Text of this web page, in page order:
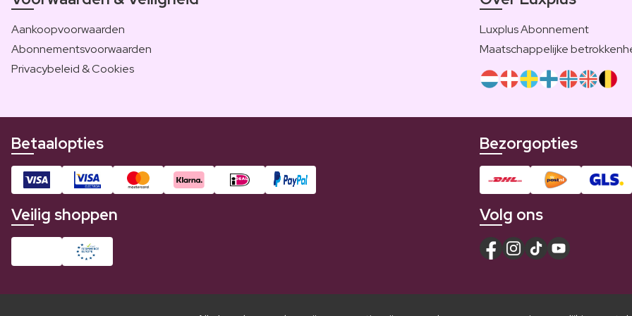
Aankoopvoorwaarden
Abonnementsvoorwaarden
Privacybeleid & Cookies
Luxplus Abonnement
Maatschappelijke
Betaalopties Bezorgopties
Veilig shoppen Volg ons